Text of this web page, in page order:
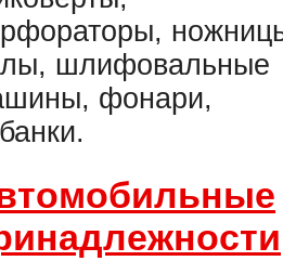
шлифовальные
фонари,